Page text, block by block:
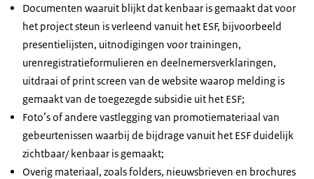
Documenten waaruit blijkt dat kenbaar is gemaakt dat voor
het project steun is verleend vanuit het ESF, bijvoorbeeld
presentielijsten, uitnodigingen voor trainingen,
urenregistratieformulieren en deelnemersverklaringen,
uitdraai of print screen van de website waarop melding is
gemaakt van de toegezegde subsidie uit het ESF;
Foto’s of andere vastlegging van promotiemateriaal van
gebeurtenissen waarbij de bijdrage vanuit het ESF duidelijk
zichtbaar/ kenbaar is gemaakt;
Overig materiaal, zoals folders, nieuwsbrieven en brochures